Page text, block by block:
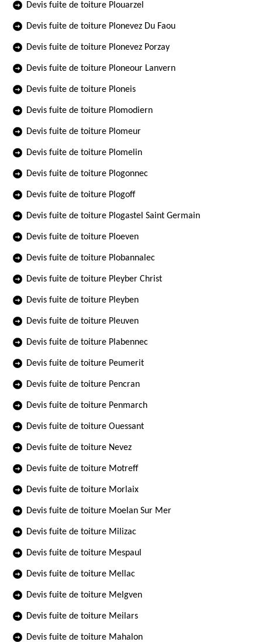
Devis fuite de toiture Plouarzel
Devis fuite de toiture Plonevez Du Faou
Devis fuite de toiture Plonevez Porzay
Devis fuite de toiture Ploneour Lanvern
Devis fuite de toiture Ploneis
Devis fuite de toiture Plomodiern
Devis fuite de toiture Plomeur
Devis fuite de toiture Plomelin
Devis fuite de toiture Plogonnec
Devis fuite de toiture Plogoff
Devis fuite de toiture Plogastel Saint Germain
Devis fuite de toiture Ploeven
Devis fuite de toiture Plobannalec
Devis fuite de toiture Pleyber Christ
Devis fuite de toiture Pleyben
Devis fuite de toiture Pleuven
Devis fuite de toiture Plabennec
Devis fuite de toiture Peumerit
Devis fuite de toiture Pencran
Devis fuite de toiture Penmarch
Devis fuite de toiture Ouessant
Devis fuite de toiture Nevez
Devis fuite de toiture Motreff
Devis fuite de toiture Morlaix
Devis fuite de toiture Moelan Sur Mer
Devis fuite de toiture Milizac
Devis fuite de toiture Mespaul
Devis fuite de toiture Mellac
Devis fuite de toiture Melgven
Devis fuite de toiture Meilars
Devis fuite de toiture Mahalon